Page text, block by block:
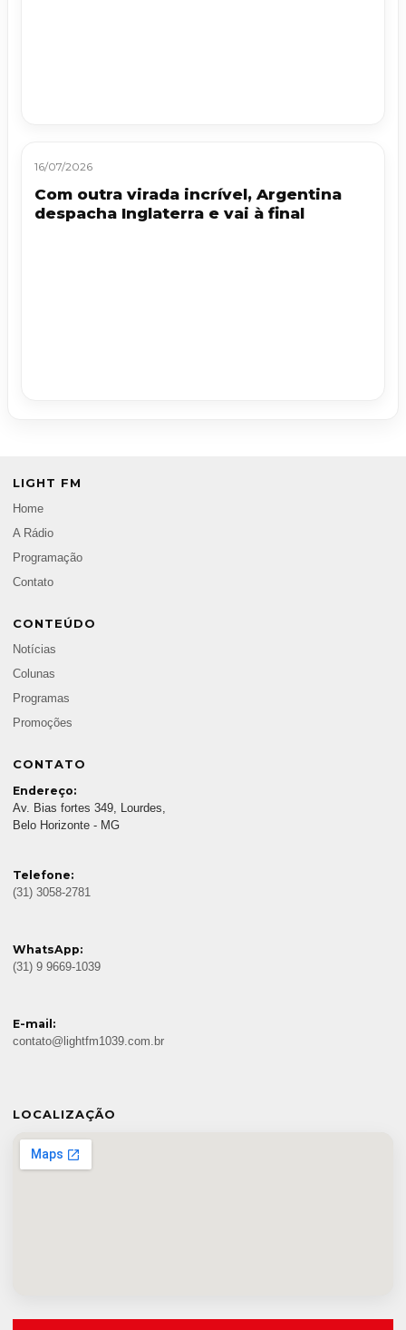
16/07/2026
Com outra virada incrível, Argentina
despacha Inglaterra e vai à final
LIGHT FM
Home
A Rádio
Programação
Contato
CONTEÚDO
Notícias
Colunas
Programas
Promoções
CONTATO
Endereço:
Av. Bias fortes 349, Lourdes,
Belo Horizonte - MG
Telefone:
(31) 3058-2781
WhatsApp:
(31) 9 9669-1039
E-mail:
contato@lightfm1039.com.br
LOCALIZAÇÃO